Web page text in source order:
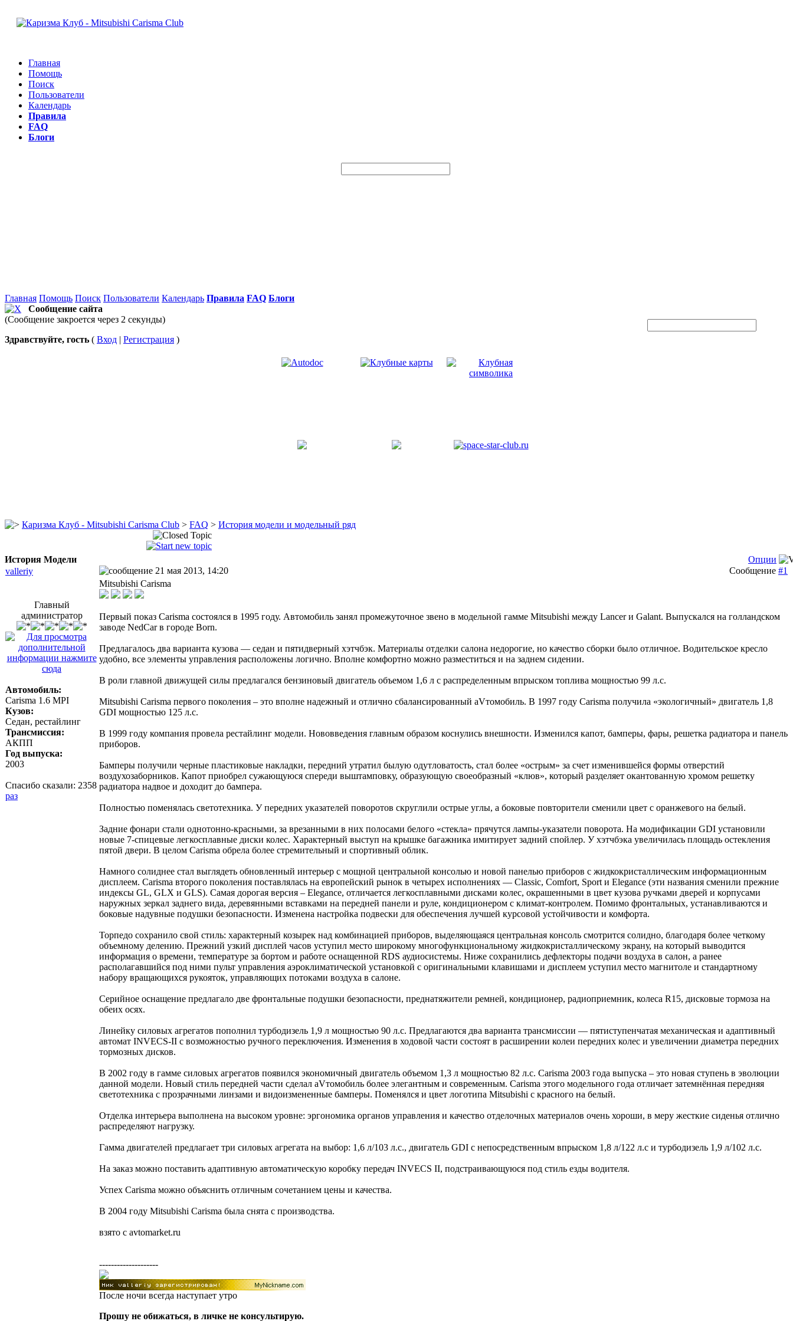
Главная
Помощь
Поиск
Пользователи
Календарь
Правила
FAQ
Блоги
Главная Помощь Поиск Пользователи Календарь Правила FAQ Блоги
Сообщение сайта
(Сообщение закроется через 2 секунды)
Здравствуйте, гость ( Вход | Регистрация )
Каризма Клуб - Mitsubishi Carisma Club > FAQ > История модели и модельный ряд
История Модели
Опции
valleriy
21 мая 2013, 14:20 Сообщение #1
Главный
администратор
Автомобиль:
Carisma 1.6 MPI
Кузов:
Седан, рестайлинг
Трансмиссия:
АКПП
Год выпуска:
2003
Спасибо сказали: 2358
раз
Mitsubishi Carisma
Первый показ Carisma состоялся в 1995 году. Автомобиль занял промежуточное звено в модельной гамме Mitsubishi между Lancer и Galant. Выпускался на голландском
заводе NedCar в городе Born.
Предлагалось два варианта кузова — седан и пятидверный хэтчбэк. Материалы отделки салона недорогие, но качество сборки было отличное. Водительское кресло
удобно, все элементы управления расположены логично. Вполне комфортно можно разместиться и на заднем сидении.
В роли главной движущей силы предлагался бензиновый двигатель объемом 1,6 л с распределенным впрыском топлива мощностью 99 л.с.
Mitsubishi Carisma первого поколения – это вполне надежный и отлично сбалансированный аVтомобиль. В 1997 году Carisma получила «экологичный» двигатель 1,8
GDI мощностью 125 л.с.
В 1999 году компания провела рестайлинг модели. Нововведения главным образом коснулись внешности. Изменился капот, бамперы, фары, решетка радиатора и панель
приборов.
Бамперы получили черные пластиковые накладки, передний утратил былую одутловатость, стал более «острым» за счет изменившейся формы отверстий
воздухозаборников. Капот приобрел сужающуюся спереди выштамповку, образующую своеобразный «клюв», который разделяет окантованную хромом решетку
радиатора надвое и доходит до бампера.
Полностью поменялась светотехника. У передних указателей поворотов скруглили острые углы, а боковые повторители сменили цвет с оранжевого на белый.
Задние фонари стали однотонно-красными, за врезанными в них полосами белого «стекла» прячутся лампы-указатели поворота. На модификации GDI установили
новые 7-спицевые легкосплавные диски колес. Характерный выступ на крышке багажника имитирует задний спойлер. У хэтчбэка увеличилась площадь остекления
пятой двери. В целом Carisma обрела более стремительный и спортивный облик.
Намного солиднее стал выглядеть обновленный интерьер с мощной центральной консолью и новой панелью приборов с жидкокристаллическим информационным
дисплеем. Carisma второго поколения поставлялась на европейский рынок в четырех исполнениях — Classic, Comfort, Sport и Elegance (эти названия сменили прежние
индексы GL, GLX и GLS). Самая дорогая версия – Elegance, отличается легкосплавными дисками колес, окрашенными в цвет кузова ручками дверей и корпусами
наружных зеркал заднего вида, деревянными вставками на передней панели и руле, кондиционером с климат-контролем. Помимо фронтальных, устанавливаются и
боковые надувные подушки безопасности. Изменена настройка подвески для обеспечения лучшей курсовой устойчивости и комфорта.
Торпедо сохранило свой стиль: характерный козырек над комбинацией приборов, выделяющаяся центральная консоль смотрится солидно, благодаря более четкому
объемному делению. Прежний узкий дисплей часов уступил место широкому многофункциональному жидкокристаллическому экрану, на который выводится
информация о времени, температуре за бортом и работе оснащенной RDS аудиосистемы. Ниже сохранились дефлекторы подачи воздуха в салон, а ранее
располагавшийся под ними пульт управления аэроклиматической установкой с оригинальными клавишами и дисплеем уступил место магнитоле и стандартному
набору вращающихся рукояток, управляющих потоками воздуха в салоне.
Серийное оснащение предлагало две фронтальные подушки безопасности, преднатяжители ремней, кондиционер, радиоприемник, колеса R15, дисковые тормоза на
обеих осях.
Линейку силовых агрегатов пополнил турбодизель 1,9 л мощностью 90 л.с. Предлагаются два варианта трансмиссии — пятиступенчатая механическая и адаптивный
автомат INVECS-II с возможностью ручного переключения. Изменения в ходовой части состоят в расширении колеи передних колес и увеличении диаметра передних
тормозных дисков.
В 2002 году в гамме силовых агрегатов появился экономичный двигатель объемом 1,3 л мощностью 82 л.с. Carisma 2003 года выпуска – это новая ступень в эволюции
данной модели. Новый стиль передней части сделал аVтомобиль более элегантным и современным. Carisma этого модельного года отличает затемнённая передняя
светотехника с прозрачными линзами и видоизмененные бамперы. Поменялся и цвет логотипа Mitsubishi с красного на белый.
Отделка интерьера выполнена на высоком уровне: эргономика органов управления и качество отделочных материалов очень хороши, в меру жесткие сиденья отлично
распределяют нагрузку.
Гамма двигателей предлагает три силовых агрегата на выбор: 1,6 л/103 л.с., двигатель GDI с непосредственным впрыском 1,8 л/122 л.с и турбодизель 1,9 л/102 л.с.
На заказ можно поставить адаптивную автоматическую коробку передач INVECS II, подстраивающуюся под стиль езды водителя.
Успех Carisma можно объяснить отличным сочетанием цены и качества.
В 2004 году Mitsubishi Carisma была снята с производства.
взято с avtomarket.ru
--------------------
После ночи всегда наступает утро
Прошу не обижаться, в личке не консультирую.